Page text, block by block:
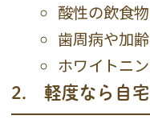
酸性の飲食
歯周病や加
ホワイトニ
2． 軽度なら自